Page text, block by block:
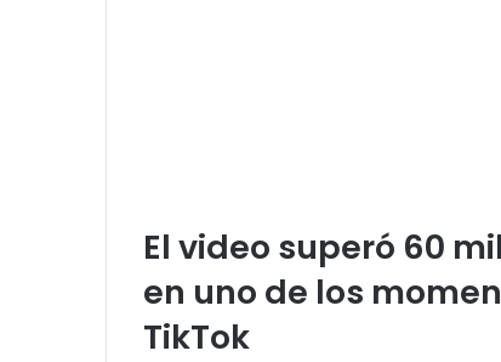
El video superó 60
en uno de los
TikTok